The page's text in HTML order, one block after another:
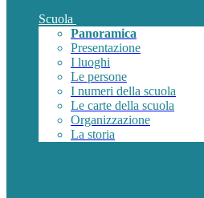
Scuola
Panoramica
Presentazione
I luoghi
Le persone
I numeri della scuola
Le carte della scuola
Organizzazione
La storia